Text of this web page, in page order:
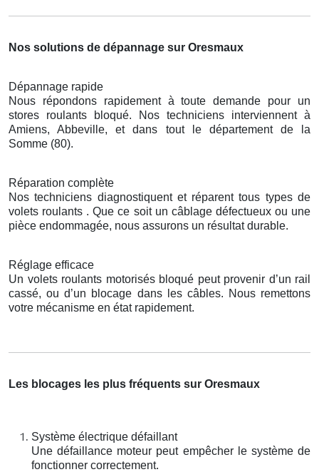
Nos solutions de dépannage sur Oresmaux
Dépannage rapide
Nous répondons rapidement à toute demande pour un
stores roulants bloqué. Nos techniciens interviennent à
Amiens, Abbeville, et dans tout le département de la
Somme (80).
Réparation complète
Nos techniciens diagnostiquent et réparent tous types de
volets roulants . Que ce soit un câblage défectueux ou une
pièce endommagée, nous assurons un résultat durable.
Réglage efficace
Un volets roulants motorisés bloqué peut provenir d’un rail
cassé, ou d’un blocage dans les câbles. Nous remettons
votre mécanisme en état rapidement.
Les blocages les plus fréquents sur Oresmaux
Système électrique défaillant
Une défaillance moteur peut empêcher le système de
fonctionner correctement.